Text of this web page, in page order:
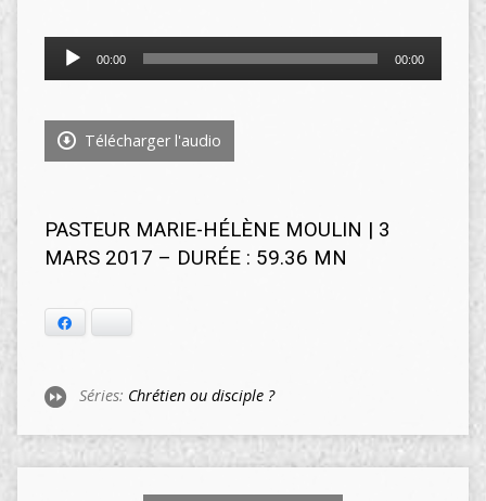
Lecteur
audio
00:00 00:00
Télécharger l'audio
PASTEUR MARIE-HÉLÈNE MOULIN | 3
MARS 2017 – DURÉE : 59.36 MN
Séries: Chrétien ou disciple ?